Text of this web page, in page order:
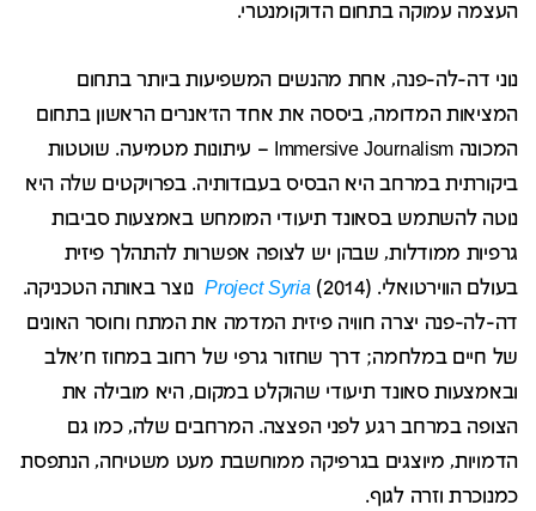
העצמה עמוקה בתחום הדוקומנטרי.
נוני דה-לה-פנה, אחת מהנשים המשפיעות ביותר בתחום
המציאות המדומה, ביססה את אחד הז'אנרים הראשון בתחום
המכונה Immersive Journalism – עיתונות מטמיעה. שוטטות
ביקורתית במרחב היא הבסיס בעבודותיה. בפרויקטים שלה היא
נוטה להשתמש בסאונד תיעודי המומחש באמצעות סביבות
גרפיות ממודלות, שבהן יש לצופה אפשרות להתהלך פיזית
בעולם הווירטואלי. (
Project Syria(2014 נוצר באותה הטכניקה.
דה-לה-פנה יצרה חוויה פיזית המדמה את המתח וחוסר האונים
של חיים במלחמה; דרך שחזור גרפי של רחוב במחוז ח'אלב
ובאמצעות סאונד תיעודי שהוקלט במקום, היא מובילה את
הצופה במרחב רגע לפני הפצצה. המרחבים שלה, כמו גם
הדמויות, מיוצגים בגרפיקה ממוחשבת מעט משטיחה, הנתפסת
כמנוכרת וזרה לגוף.